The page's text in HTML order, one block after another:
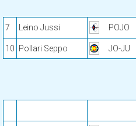
7 Leino Jussi POJO
10 Pollari Seppo JO-JU